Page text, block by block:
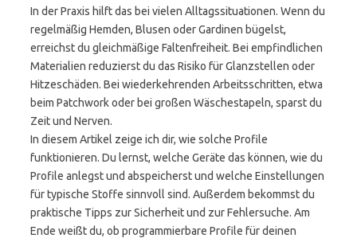
In der Praxis hilft das bei vielen Alltagssituationen. Wenn du
regelmäßig Hemden, Blusen oder Gardinen bügelst,
erreichst du gleichmäßige Faltenfreiheit. Bei empfindlichen
Materialien reduzierst du das Risiko für Glanzstellen oder
Hitzeschäden. Bei wiederkehrenden Arbeitsschritten, etwa
beim Patchwork oder bei großen Wäschestapeln, sparst du
Zeit und Nerven.
In diesem Artikel zeige ich dir, wie solche Profile
funktionieren. Du lernst, welche Geräte das können, wie du
Profile anlegst und abspeicherst und welche Einstellungen
für typische Stoffe sinnvoll sind. Außerdem bekommst du
praktische Tipps zur Sicherheit und zur Fehlersuche. Am
Ende weißt du, ob programmierbare Profile für deinen